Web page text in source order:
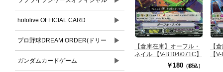
カードゲーム
hololive OFFICIAL CARD
GAME(ホロライブオフィシャルカ
ードゲーム)
▶
プロ野球DREAM ORDER(ドリー
ムオーダー)
▶
ガンダムカードゲーム ▶
【倉庫在庫】オーフル・
ネイル 【V-BT04/071C】
￥180 （税込）
【
【